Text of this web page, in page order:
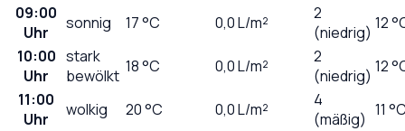
09:00
Uhr
sonnig 17°C 0,0L/m²
2
(niedrig) 12
10:00
Uhr
stark
bewölkt 18°C 0,0L/m²
2
(niedrig) 12
11:00
Uhr
wolkig 20°C 0,0L/m²
4
(mäßig) 11